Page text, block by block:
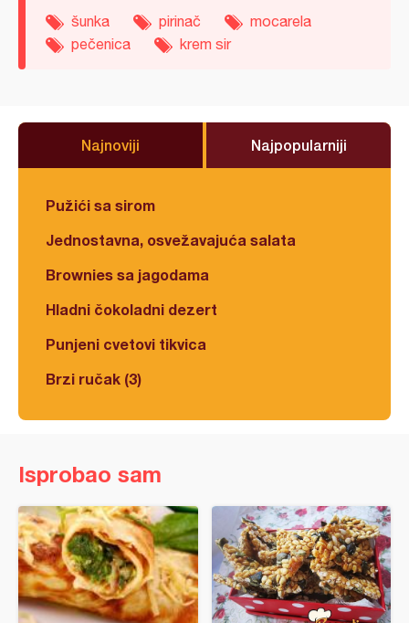
šunka pirinač
mocarela
pečenica
krem sir
Najnoviji Najpopularniji
Pužići sa sirom
Jednostavna, osvežavajuća salata
Brownies sa jagodama
Hladni čokoladni dezert
Punjeni cvetovi tikvica
Brzi ručak (3)
Isprobao sam